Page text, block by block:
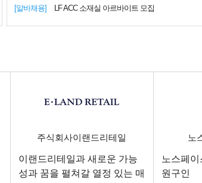
[알바채용]
LF ACC 소재실 아르바이트 모집
주식회사이랜드리테일
이랜드리테일과 새로운 가능
성과 꿈을 펼쳐갈 열정 있는 매
노
노스페
원구인